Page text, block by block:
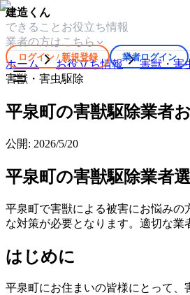
建造くん
できること お役立ち情報
業者の方はこちら
ログイン / 新規登録 業者ログイン
ホーム お役立ち情報 害獣・害
害獣・害虫駆除
平泉町の害獣駆除業者
公開: 2026/5/20
平泉町の害獣駆除業者
平泉町で害獣による被害にお悩み
な対策が必要となります。適切な業
はじめに
平泉町にお住まいの皆様にとって